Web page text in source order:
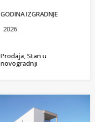
GODINA IZGRADNJE
2026
Prodaja, Stan u
novogradnji